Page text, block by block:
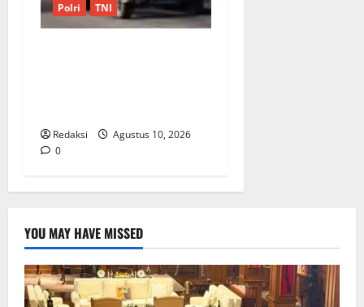
Polri
TNI
Redaksi
Agustus 10, 2026
0
YOU MAY HAVE MISSED